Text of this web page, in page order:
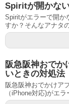
Spiritが開かな
Spiritがエラーで開か
すか？そんなアナタ
阪急阪神おで
いときの対処法
阪急阪神おでかけア
（iPhone対応)がエ